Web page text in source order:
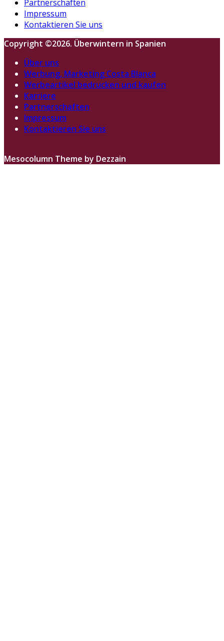
Partnerschaften
Impressum
Kontaktieren Sie uns
Copyright ©2026. Überwintern in Spanien
Über uns
Werbung, Marketing Costa Blanca
Werbeartikel bedrucken und kaufen
Karriere
Partnerschaften
Impressum
Kontaktieren Sie uns
Mesocolumn Theme by Dezzain